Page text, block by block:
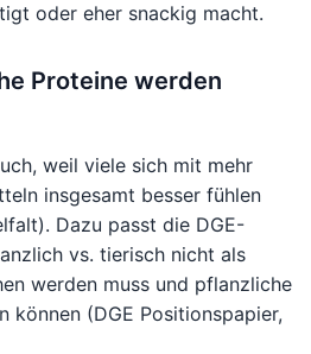
oder eher snackig macht.
Proteine werden
weil viele sich mit mehr
insgesamt besser fühlen
Dazu passt die DGE-
vs. tierisch nicht als
werden muss und pflanzliche
können (DGE Positionspapier,